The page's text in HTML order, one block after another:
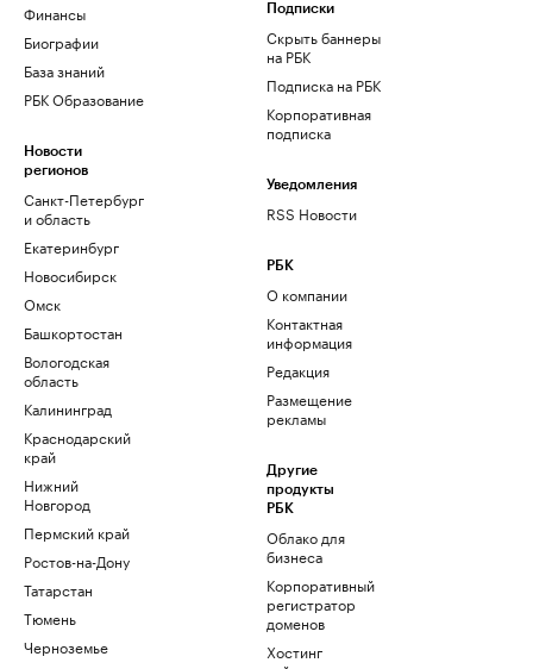
Финансы
Биографии
База знаний
РБК Образование
Новости
регионов
Санкт-Петербург
и область
Екатеринбург
Новосибирск
Омск
Башкортостан
Вологодская
область
Калининград
Краснодарский
край
Нижний
Новгород
Пермский край
Ростов-на-Дону
Татарстан
Тюмень
Черноземье
Подписки
Скрыть баннеры
на РБК
Подписка на РБК
Корпоративная
подписка
Уведомления
RSS Новости
РБК
О компании
Контактная
информация
Редакция
Размещение
рекламы
Другие
продукты
РБК
Облако для
бизнеса
Корпоративный
регистратор
доменов
Хостинг